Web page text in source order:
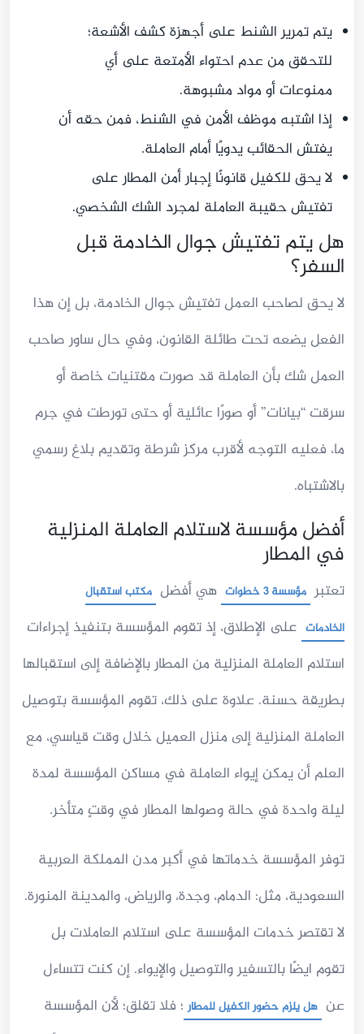
يتم تمرير الشنط على أجهزة كشف الأشعة؛
للتحقق من عدم احتواء الأمتعة على أي
ممنوعات أو مواد مشبوهة.
إذا اشتبه موظف الأمن في الشنط، فمن حقه أن
يفتش الحقائب يدويًا أمام العاملة.
لا يحق للكفيل قانونًا إجبار أمن المطار على
تفتيش حقيبة العاملة لمجرد الشك الشخصي.
هل يتم تفتيش جوال الخادمة قبل
السفر؟
لا يحق لصاحب العمل تفتيش جوال الخادمة، بل إن هذا
الفعل يضعه تحت طائلة القانون، وفي حال ساور صاحب
العمل شك بأن العاملة قد صورت مقتنيات خاصة أو
سرقت “بيانات” أو صورًا عائلية أو حتى تورطت في جرم
ما، فعليه التوجه لأقرب مركز شرطة وتقديم بلاغ رسمي
بالاشتباه.
أفضل مؤسسة لاستلام العاملة المنزلية
في المطار
تعتبر مؤسسة 3 خطوات هي أفضل مكتب استقبال
الخادمات على الإطلاق، إذ تقوم المؤسسة بتنفيذ إجراءات
استلام العاملة المنزلية من المطار بالإضافة إلى استقبالها
بطريقة حسنة. علاوة على ذلك، تقوم المؤسسة بتوصيل
العاملة المنزلية إلى منزل العميل خلال وقت قياسي، مع
العلم أن يمكن إيواء العاملة في مساكن المؤسسة لمدة
ليلة واحدة في حالة وصولها المطار في وقتٍ متأخر.
توفر المؤسسة خدماتها في أكبر مدن المملكة العربية
السعودية، مثل: الدمام، وجدة، والرياض، والمدينة المنورة.
لا تقتصر خدمات المؤسسة على استلام العاملات بل
تقوم ايضًا بالتسفير والتوصيل والإيواء. إن كنت تتساءل
عن هل يلزم حضور الكفيل للمطار ؛ فلا تقلق؛ لأن المؤسسة